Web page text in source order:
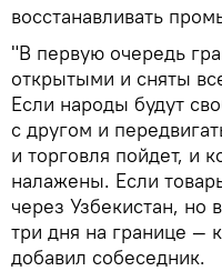
восстанавливать
"В первую очередь
открытыми и сняты
Если народы будут
с другом и
и торговля пойдет, и
налажены. Если
через Узбекистан, но
три дня на границе —
добавил собеседник.